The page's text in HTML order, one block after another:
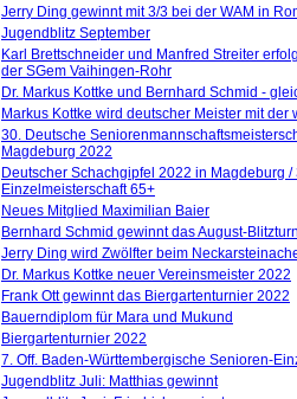
Jerry Ding gewinnt mit 3/3 bei der WAM in
Jugendblitz September
Karl Brettschneider und Manfred Streiter
der SGem Vaihingen-Rohr
Dr. Markus Kottke und Bernhard Schmid -
Markus Kottke wird deutscher Meister mit
30. Deutsche
Magdeburg 2022
Deutscher Schachgipfel 2022 in Magdeburg
Einzelmeisterschaft 65+
Neues Mitglied Maximilian Baier
Bernhard Schmid gewinnt das August-
Jerry Ding wird Zwölfter beim
Dr. Markus Kottke neuer Vereinsmeister 2022
Frank Ott gewinnt das Biergartenturnier 2022
Bauerndiplom für Mara und Mukund
Biergartenturnier 2022
7. Off. Baden-Württembergische Senioren-
Jugendblitz Juli: Matthias gewinnt